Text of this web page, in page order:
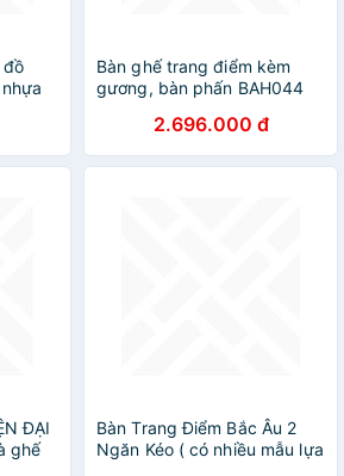
đồ
Bàn ghế trang điểm kèm
gương, bàn phấn BAH044
2.696.000 đ
ĐẠI
ghế
Bàn Trang Điểm Bắc Âu 2
Ngăn Kéo ( có nhiều mẫu lựa